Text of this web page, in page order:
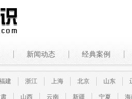
新闻动态 经典案例
建 浙江 上海 北京 山东
山西 云南 新疆 宁夏